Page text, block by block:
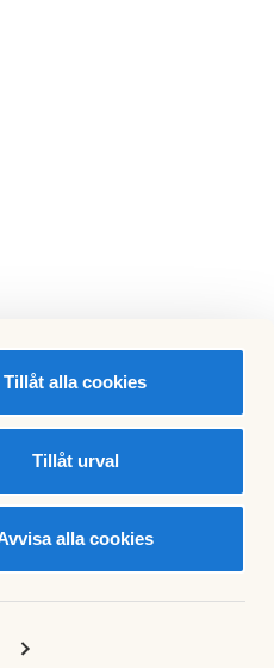
Tillåt alla cookies
Tillåt urval
alla cookies